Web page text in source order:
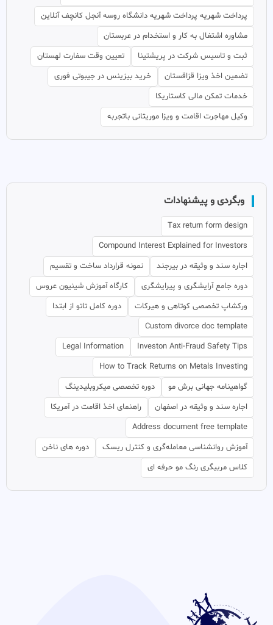
پرداخت شهریه پرداخت شهریه دانشگاه روسه آنجل کانچف آنلاین
مشاوره اشتغال به کار و استخدام در عربستان
ثبت و تاسیس شرکت در پریشتینا
تعیین وقت سفارت لهستان
تضمین اخذ ویزا قزاقستان
خرید بیزینس در جیبوتی فوری
خدمات تمکن مالی کاستاریکا
وکیل مهاجرت اقامت و ویزا موریتانی باتجربه
وبگردی و پیشنهادات
Tax return form design
Compound Interest Explained for Investors
اجاره سند و وثیقه در بیرجند
نمونه قرارداد ساخت و تقسیم
دوره جامع آرایشگری و پیرایشگری
کارگاه آموزش شینیون عروس
ورکشاپ تخصصی کوتاهی و هیرکات
دوره کامل تاتو از ابتدا
Custom divorce doc template
Investon Anti-Fraud Safety Tips
Legal Information
How to Track Returns on Metals Investing
گواهینامه جهانی برش مو
دوره تخصصی میکروبلیدینگ
اجاره سند و وثیقه در اصفهان
راهنمای اخذ اقامت در آمریکا
Address document free template
آموزش روانشناسی معامله‌گری و کنترل ریسک
دوره های ناخن
کلاس مربیگری رنگ مو حرفه ای